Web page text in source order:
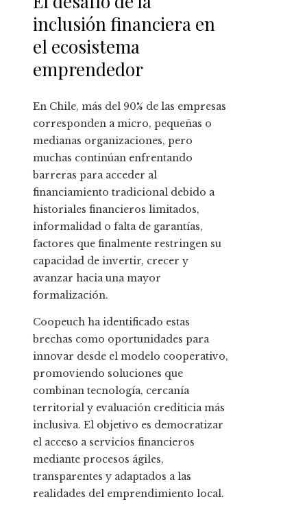
inclusión financiera en
el ecosistema
emprendedor
En Chile, más del 90% de las empresas
corresponden a micro, pequeñas o
medianas organizaciones, pero
muchas continúan enfrentando
barreras para acceder al
financiamiento tradicional debido a
historiales financieros limitados,
informalidad o falta de garantías,
factores que finalmente restringen su
capacidad de invertir, crecer y
avanzar hacia una mayor
formalización.
Coopeuch ha identificado estas
brechas como oportunidades para
innovar desde el modelo cooperativo,
promoviendo soluciones que
combinan tecnología, cercanía
territorial y evaluación crediticia más
inclusiva. El objetivo es democratizar
el acceso a servicios financieros
mediante procesos ágiles,
transparentes y adaptados a las
realidades del emprendimiento local.